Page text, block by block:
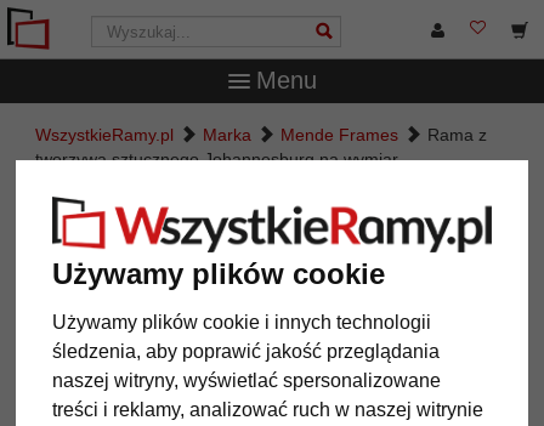
Używamy plików cookie
Używamy plików cookie i innych technologii
śledzenia, aby poprawić jakość przeglądania
naszej witryny, wyświetlać spersonalizowane
treści i reklamy, analizować ruch w naszej witrynie
Menu
WszystkieRamy.pl Marka Mende Frames
Rama z
tworzywa sztucznego Johannesburg na wymiar
Rama z tworzywa sztucznego
Johannesburg na wymiar